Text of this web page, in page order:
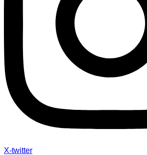
X-twitter